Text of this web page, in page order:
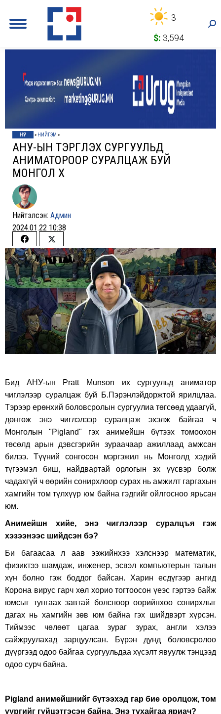
3
$: 3,594
НҮҮР » НИЙГЭМ »
АНУ-ЫН ТЭРГҮҮЛЭХ СУРГУУЛЬД
АНИМАТОРООР СУРАЛЦАЖ БУЙ
МОНГОЛ ХҮҮ
Нийтэлсэн: Админ
2024.01.22 10:38
Share
on
Facebook
Share
on
Twitter
Бид АНУ-ын Pratt Munson их сургуульд аниматор
чиглэлээр суралцаж буй Б.Пэрэнлэйдоржтой ярилцлаа.
Тэрээр ерөнхий боловсролын сургуулиа төгсөөд удаагүй,
дөнгөж энэ чиглэлээр суралцаж эхэлж байгаа ч
Монголын "Pigland" гэх анимейшн бүтээх томоохон
төсөлд арын дэвсгэрийн зураачаар ажиллаад амжсан
билээ. Түүний сонгосон мэргэжил нь Монголд хэдий
түгээмэл биш, найдвартай орлогын эх үүсвэр болж
чадахгүй ч өөрийн сонирхлоор сурах нь амжилт гаргахын
хамгийн том түлхүүр юм байна гэдгийг ойлгосноо ярьсан
юм.
Анимейшн хийе, энэ чиглэлээр суралцъя гэж
хэзээнээс шийдсэн бэ?
Би багаасаа л аав ээжийнхээ хэлснээр математик,
физиктээ шамдаж, инженер, эсвэл компьютерын талын
хүн болно гэж боддог байсан. Харин есдүгээр ангид
Корона вирус гарч хөл хорио тогтоосон үеэс гэртээ байж
юмсыг тунгаах завтай болсноор өөрийнхөө сонирхлыг
дагах нь хамгийн зөв юм байна гэх шийдвэрт хүрсэн.
Тиймээс чөлөөт цагаа зураг зурах, англи хэлээ
сайжруулахад зарцуулсан. Бүрэн дунд боловсролоо
дүүргээд одоо байгаа сургуульдаа хүсэлт явуулж тэнцээд
одоо сурч байна.
Pigland анимейшнийг бүтээхэд гар бие оролцож, том
үүргийг гүйцэтгэсэн байна. Энэ тухайгаа яриач?